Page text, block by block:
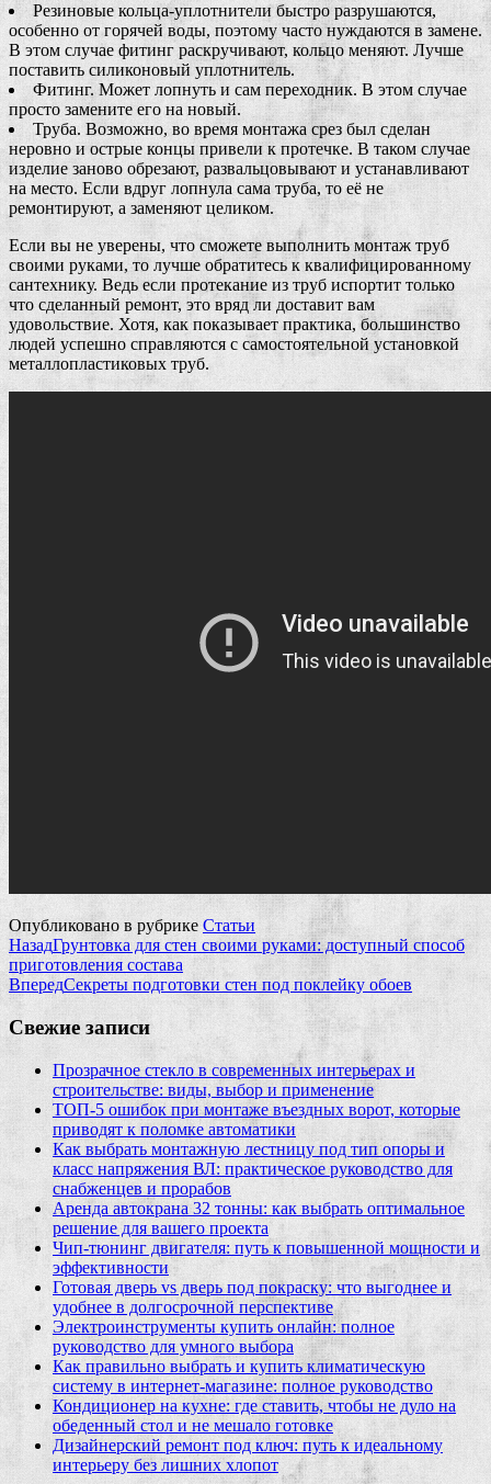
Резиновые кольца-уплотнители быстро разрушаются,
особенно от горячей воды, поэтому часто нуждаются в замене.
В этом случае фитинг раскручивают, кольцо меняют. Лучше
поставить силиконовый уплотнитель.
Фитинг. Может лопнуть и сам переходник. В этом случае
просто замените его на новый.
Труба. Возможно, во время монтажа срез был сделан
неровно и острые концы привели к протечке. В таком случае
изделие заново обрезают, развальцовывают и устанавливают
на место. Если вдруг лопнула сама труба, то её не
ремонтируют, а заменяют целиком.
Если вы не уверены, что сможете выполнить монтаж труб
своими руками, то лучше обратитесь к квалифицированному
сантехнику. Ведь если протекание из труб испортит только
что сделанный ремонт, это вряд ли доставит вам
удовольствие. Хотя, как показывает практика, большинство
людей успешно справляются с самостоятельной установкой
металлопластиковых труб.
Опубликовано в рубрике Статьи
НазадГрунтовка для стен своими руками: доступный способ
приготовления состава
ВпередСекреты подготовки стен под поклейку обоев
Свежие записи
Прозрачное стекло в современных интерьерах и
строительстве: виды, выбор и применение
ТОП-5 ошибок при монтаже въездных ворот, которые
приводят к поломке автоматики
Как выбрать монтажную лестницу под тип опоры и
класс напряжения ВЛ: практическое руководство для
снабженцев и прорабов
Аренда автокрана 32 тонны: как выбрать оптимальное
решение для вашего проекта
Чип‑тюнинг двигателя: путь к повышенной мощности и
эффективности
Готовая дверь vs дверь под покраску: что выгоднее и
удобнее в долгосрочной перспективе
Электроинструменты купить онлайн: полное
руководство для умного выбора
Как правильно выбрать и купить климатическую
систему в интернет‑магазине: полное руководство
Кондиционер на кухне: где ставить, чтобы не дуло на
обеденный стол и не мешало готовке
Дизайнерский ремонт под ключ: путь к идеальному
интерьеру без лишних хлопот